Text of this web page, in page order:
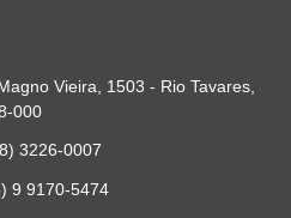
Vieira, 1503 - Rio Tavares,
000
3226-0007
9 9170-5474